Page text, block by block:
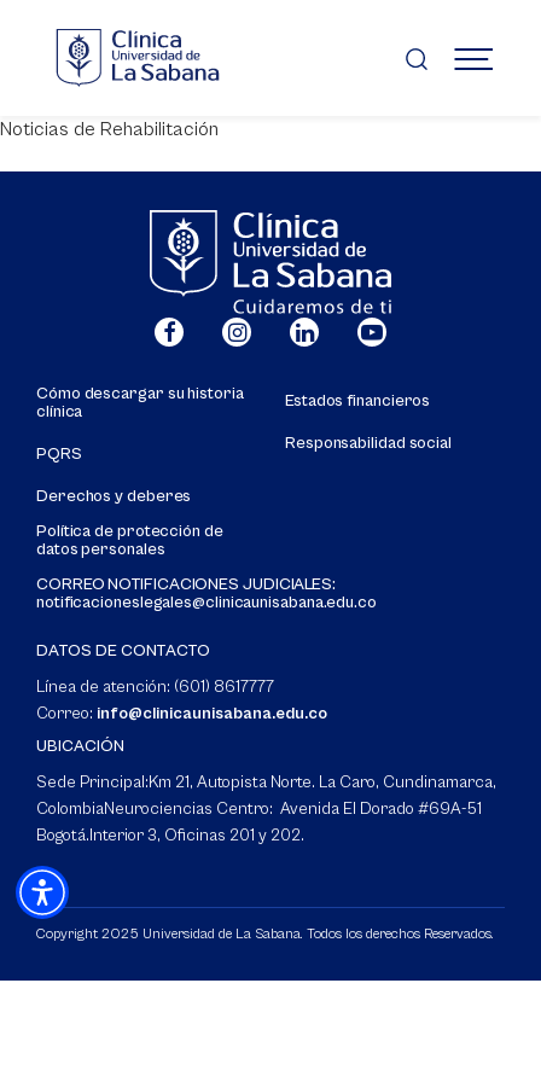
contenido
principal
MENÚ
Noticias de Rehabilitación
Cómo descargar su historia
clínica
PQRS
Derechos y deberes
Política de protección de
datos personales
CORREO NOTIFICACIONES JUDICIALES:
notificacioneslegales@clinicaunisabana.edu.co
Estados financieros
Responsabilidad social
DATOS DE CONTACTO
Línea de atención: (601) 8617777
Correo: info@clinicaunisabana.edu.co
UBICACIÓN
Sede Principal:Km 21, Autopista Norte. La Caro, Cundinamarca,
ColombiaNeurociencias Centro: Avenida El Dorado #69A-51
Bogotá.Interior 3, Oficinas 201 y 202.
Copyright 2025 Universidad de La Sabana. Todos los derechos Reservados.